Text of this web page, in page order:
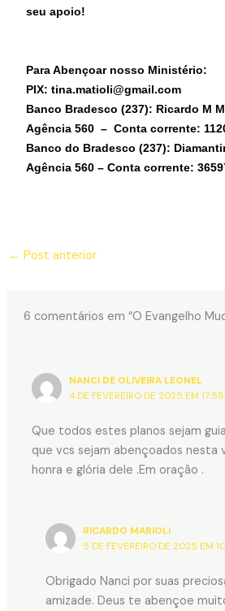
seu apoio!
Para Abençoar nosso Ministério:
PIX: tina.matioli@gmail.com
Banco Bradesco (237): Ricardo M
Agência 560 – Conta corrente:
Banco do Bradesco (237):
Agência 560 – Conta corrente:
← Post anterior
6 comentários em “O Evangelho
NANCI DE OLIVEIRA LEONEL
4 DE FEVEREIRO DE 2025 EM 17:58
Que todos estes planos sejam
que vcs sejam abençoados nesta
honra e glória dele .Em oração .
RICARDO MARIOLI
5 DE FEVEREIRO DE 2025 EM
Obrigado Nanci por suas
amizade. Deus te abençoe